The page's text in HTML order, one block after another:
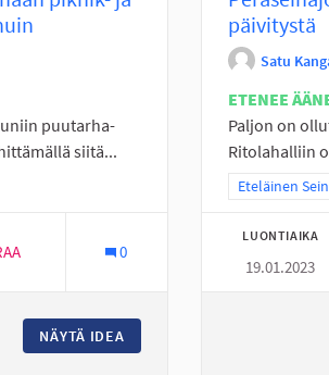
puutarha-
siitä...
Seinäjoki
KOULUN PUUTARHAAN PIKNIK- JA
0
NÄYTÄ IDEA LUOMANKYLÄN KOULUN
päivitystä
Satu
ETENEE
Paljon on
Ritolahalliin
Rajaa
Eteläinen
LUONTIAIKA
19.01.2023